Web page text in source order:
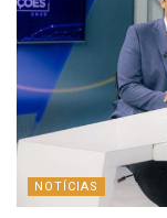
NOTÍCIAS